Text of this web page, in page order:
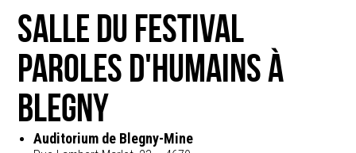
Salle du Festival
Paroles d'Humains à
BLEGNY
Auditorium de Blegny-Mine